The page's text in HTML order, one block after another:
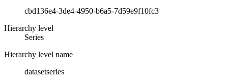
cbd136e4-3de4-4950-b6a5-7d59e9f10fc3
Hierarchy level
Series
Hierarchy level name
datasetseries